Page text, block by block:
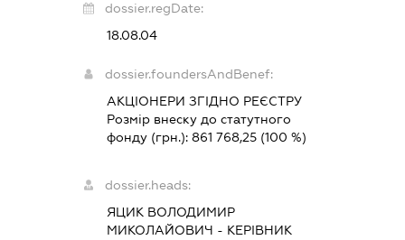
dossier.regDate:
18.08.04
dossier.foundersAndBenef:
АКЦІОНЕРИ ЗГІДНО РЕЄСТРУ
Розмір внеску до статутного
фонду (грн.):861 768,25 (100 %)
dossier.heads:
ЯЦИК ВОЛОДИМИР
МИКОЛАЙОВИЧ - КЕРІВНИК